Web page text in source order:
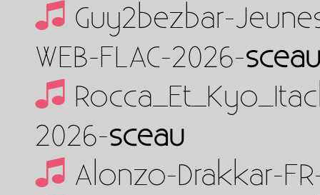
Guy2bezbar-
WEB-FLAC-2026-sceau
2026-sceau
Alonzo-Drakkar-